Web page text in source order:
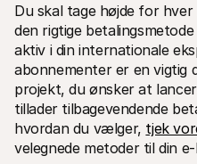
Du skal tage højde for
den rigtige
aktiv i din internationale
abonnementer er en vigtig
projekt, du ønsker at
tillader tilbagevendende
hvordan du vælger, tjek
velegnede metoder til din